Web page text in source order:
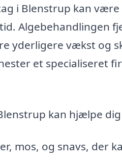
i Blenstrup kan være
Algebehandlingen
yderligere vækst og
et specialiseret
kan hjælpe
mos, og snavs, der